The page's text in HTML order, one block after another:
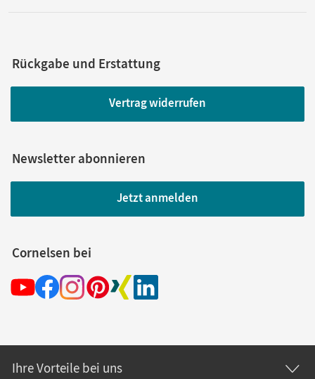
Rückgabe und Erstattung
Vertrag widerrufen
Newsletter abonnieren
Jetzt anmelden
Cornelsen bei
Ihre Vorteile bei uns